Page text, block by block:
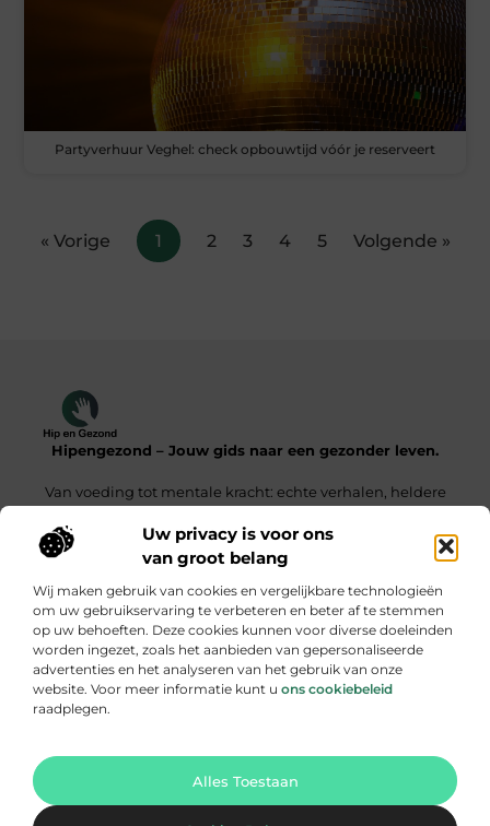
Uw privacy is voor ons
van groot belang
Wij maken gebruik van cookies en vergelijkbare technologieën
om uw gebruikservaring te verbeteren en beter af te stemmen
op uw behoeften. Deze cookies kunnen voor diverse doeleinden
worden ingezet, zoals het aanbieden van gepersonaliseerde
advertenties en het analyseren van het gebruik van onze
website. Voor meer informatie kunt u ons cookiebeleid
raadplegen.
Alles Toestaan Ga Naar
Partyverhuur Veghel: check opbouwtijd vóór je reserveert
« Vorige 1 2 3 4 5 Volgende »
Hipengezond – Jouw gids naar een gezonder leven.
Van voeding tot mentale kracht: echte verhalen, heldere
Onze informatie
Bericht categorie